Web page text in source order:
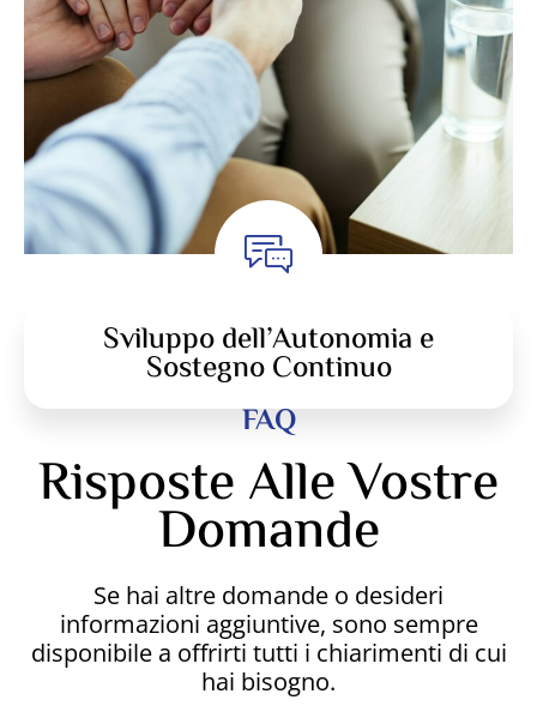
Sviluppo dell’Autonomia e
Sostegno Continuo
FAQ
Risposte Alle Vostre
Domande
Se hai altre domande o desideri
informazioni aggiuntive, sono sempre
disponibile a offrirti tutti i chiarimenti di cui
hai bisogno.